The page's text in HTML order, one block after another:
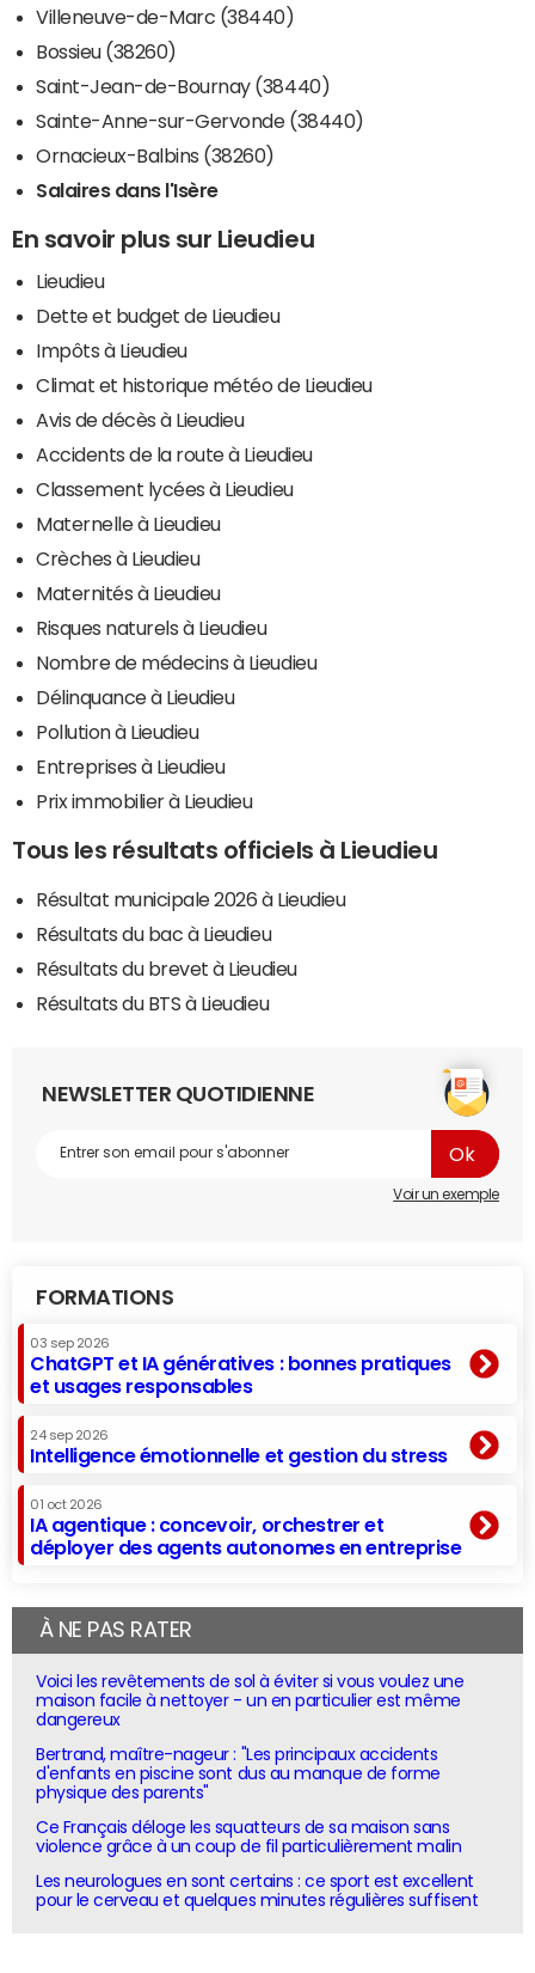
Villeneuve-de-Marc (38440)
Bossieu (38260)
Saint-Jean-de-Bournay (38440)
Sainte-Anne-sur-Gervonde (38440)
Ornacieux-Balbins (38260)
Salaires dans l'Isère
En savoir plus sur Lieudieu
Lieudieu
Dette et budget de Lieudieu
Impôts à Lieudieu
Climat et historique météo de Lieudieu
Avis de décès à Lieudieu
Accidents de la route à Lieudieu
Classement lycées à Lieudieu
Maternelle à Lieudieu
Crèches à Lieudieu
Maternités à Lieudieu
Risques naturels à Lieudieu
Nombre de médecins à Lieudieu
Délinquance à Lieudieu
Pollution à Lieudieu
Entreprises à Lieudieu
Prix immobilier à Lieudieu
Tous les résultats officiels à Lieudieu
Résultat municipale 2026 à Lieudieu
Résultats du bac à Lieudieu
Résultats du brevet à Lieudieu
Résultats du BTS à Lieudieu
NEWSLETTER QUOTIDIENNE
Voir un exemple
FORMATIONS
03 sep 2026
ChatGPT et IA génératives : bonnes pratiques
et usages responsables
24 sep 2026
Intelligence émotionnelle et gestion du stress
01 oct 2026
IA agentique : concevoir, orchestrer et
déployer des agents autonomes en entreprise
À NE PAS RATER
Voici les revêtements de sol à éviter si vous voulez une
maison facile à nettoyer - un en particulier est même
dangereux
Bertrand, maître-nageur : "Les principaux accidents
d'enfants en piscine sont dus au manque de forme
physique des parents"
Ce Français déloge les squatteurs de sa maison sans
violence grâce à un coup de fil particulièrement malin
Les neurologues en sont certains : ce sport est excellent
pour le cerveau et quelques minutes régulières suffisent